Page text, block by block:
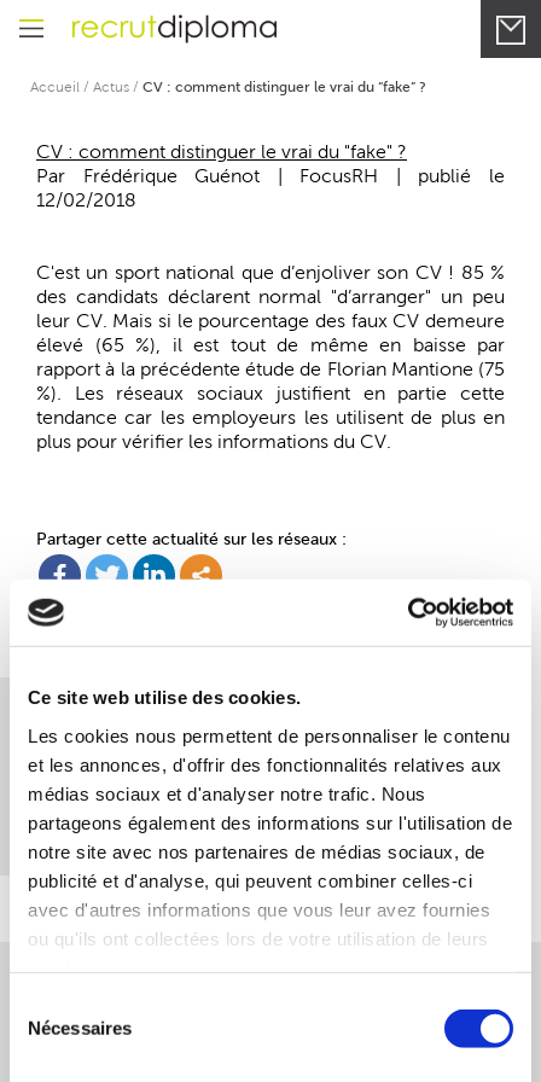
Ce site web utilise des cookies.
Les cookies nous permettent de personnaliser le contenu
et les annonces, d'offrir des fonctionnalités relatives aux
médias sociaux et d'analyser notre trafic. Nous
partageons également des informations sur l'utilisation de
notre site avec nos partenaires de médias sociaux, de
publicité et d'analyse, qui peuvent combiner celles-ci
avec d'autres informations que vous leur avez fournies
ou qu'ils ont collectées lors de votre utilisation de leurs
Nécessaires
Accueil / Actus / CV : comment distinguer le vrai du “fake” ?
CV : comment distinguer le vrai du "fake" ?
Par Frédérique Guénot | FocusRH | publié le
12/02/2018
C'est un sport national que d’enjoliver son CV ! 85 %
des candidats déclarent normal "d’arranger" un peu
leur CV. Mais si le pourcentage des faux CV demeure
élevé (65 %), il est tout de même en baisse par
rapport à la précédente étude de Florian Mantione (75
%). Les réseaux sociaux justifient en partie cette
tendance car les employeurs les utilisent de plus en
plus pour vérifier les informations du CV.
Partager cette actualité sur les réseaux :
Découvrez les conseils de Florian
Mantione pour distinguer le vrai du faux
CV
Il travaille pendant 5 ans dans une